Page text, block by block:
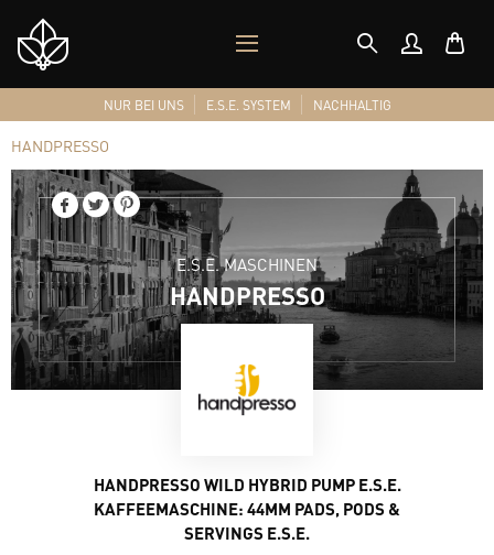
Shop
Logo
MOBILES
MENÜ
NUR BEI UNS E.S.E. SYSTEM NACHHALTIG
HANDPRESSO
E.S.E. MASCHINEN
HANDPRESSO
HANDPRESSO WILD HYBRID PUMP E.S.E.
KAFFEEMASCHINE: 44MM PADS, PODS &
SERVINGS E.S.E.